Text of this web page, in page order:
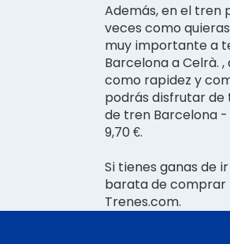
Además, en el tren
veces como
muy importante a
Barcelona a Celrà.
como rapidez y
podrás disfrutar de
de tren Barcelona -
9,70 €.
Si tienes ganas de
barata de comprar
Trenes.com.